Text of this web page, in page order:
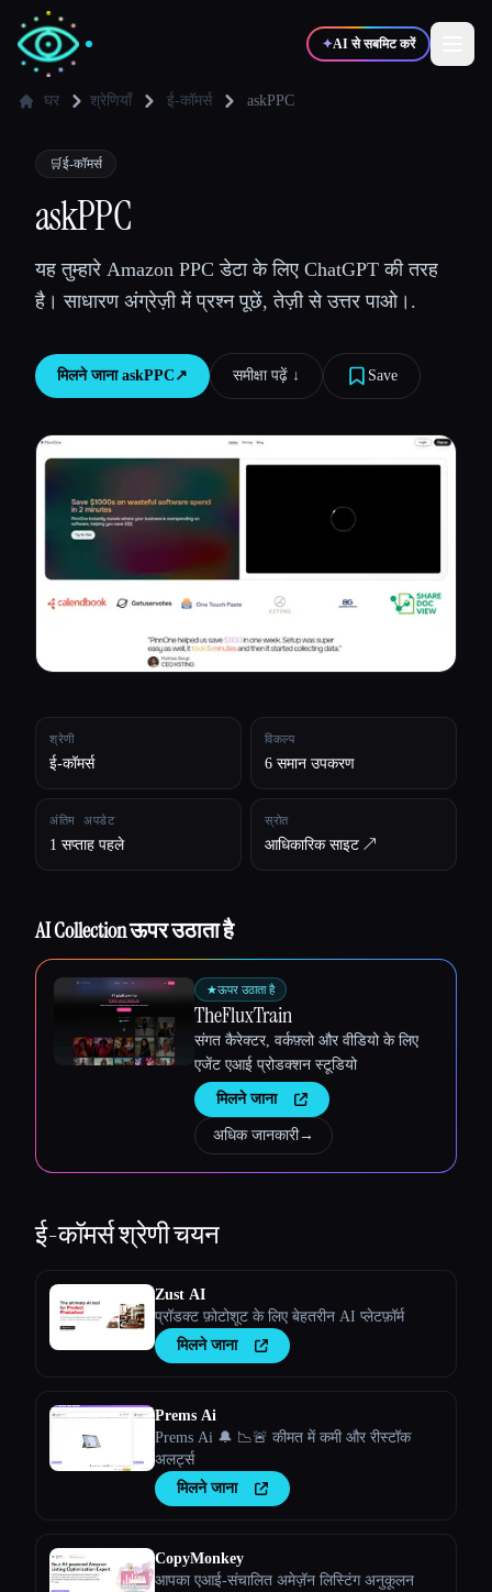
✦AI से सबमिट करें
✍️लेखक
💻
🎓विद्यार्थी 🎬क्रिएटर्स
सभी श्रेणियाँ
हमारे बारे में
Esc
घर श्रेणियाँ ई-कॉमर्स askPPC
🛒ई-कॉमर्स
askPPC
यह तुम्हारे Amazon PPC डेटा के लिए ChatGPT की तरह
है। साधारण अंग्रेज़ी में प्रश्न पूछें, तेज़ी से उत्तर पाओ।.
मिलने जाना askPPC ↗︎ समीक्षा पढ़ें ↓︎ Save
श्रेणी
ई-कॉमर्स
विकल्प
6 समान उपकरण
अंतिम अपडेट
1 सप्ताह पहले
स्रोत
आधिकारिक साइट ↗︎
AI Collection ऊपर उठाता है
★ऊपर उठाता है
TheFluxTrain
संगत कैरेक्टर, वर्कफ़्लो और वीडियो के लिए
एजेंट एआई प्रोडक्शन स्टूडियो
मिलने जाना
अधिक जानकारी→
ई-कॉमर्सश्रेणी चयन
Zust AI
प्रॉडक्ट फ़ोटोशूट के लिए बेहतरीन AI प्लेटफ़ॉर्म
मिलने जाना
Prems Ai
Prems Ai 🔔 📉🚨 कीमत में कमी और रीस्टॉक
अलर्ट्स
मिलने जाना
CopyMonkey
आपका एआई-संचालित अमेज़ॅन लिस्टिंग अनुकूलन